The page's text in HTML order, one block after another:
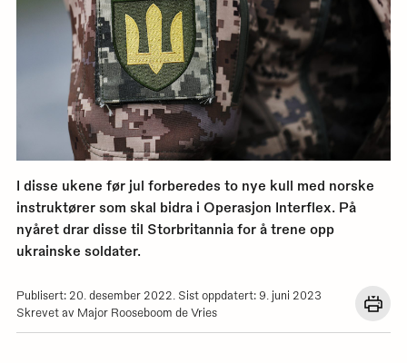
I disse ukene før jul forberedes to nye kull med norske
instruktører som skal bidra i Operasjon Interflex. På
nyåret drar disse til Storbritannia for å trene opp
ukrainske soldater.
Publisert: 20. desember 2022. Sist oppdatert: 9. juni 2023
Skrevet av Major Rooseboom de Vries
Åpne
en